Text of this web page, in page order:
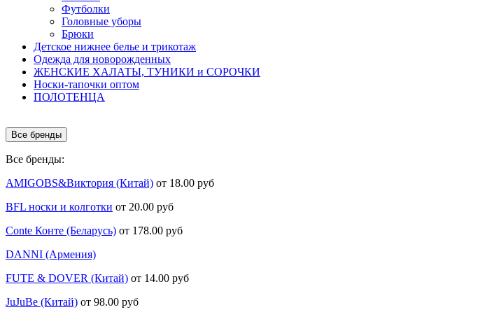
Футболки
Головные уборы
Брюки
Детское нижнее белье и трикотаж
Одежда для новорожденных
ЖЕНСКИЕ ХАЛАТЫ, ТУНИКИ и СОРОЧКИ
Носки-тапочки оптом
ПОЛОТЕНЦА
Все бренды
Все бренды:
AMIGOBS&Виктория (Китай) от 18.00 руб
BFL носки и колготки от 20.00 руб
Conte Конте (Беларусь) от 178.00 руб
DANNI (Армения)
FUTE & DOVER (Китай) от 14.00 руб
JuJuBe (Китай) от 98.00 руб